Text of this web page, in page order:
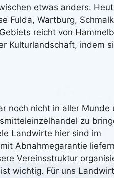
etwas anders.
Fulda, Wartburg,
reicht von
Kulturlandschaft, indem
noch nicht in aller Munde
zu
Landwirte hier sind im
Abnahmegarantie
Vereinsstruktur
wichtig. Für uns